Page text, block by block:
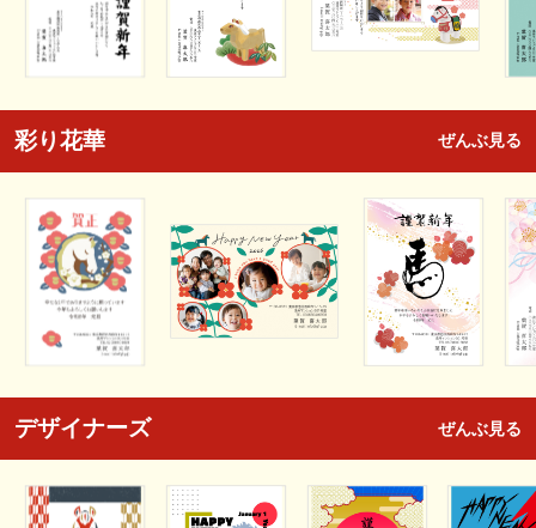
彩り花華 ぜんぶ見る
デザイナーズ ぜんぶ見る